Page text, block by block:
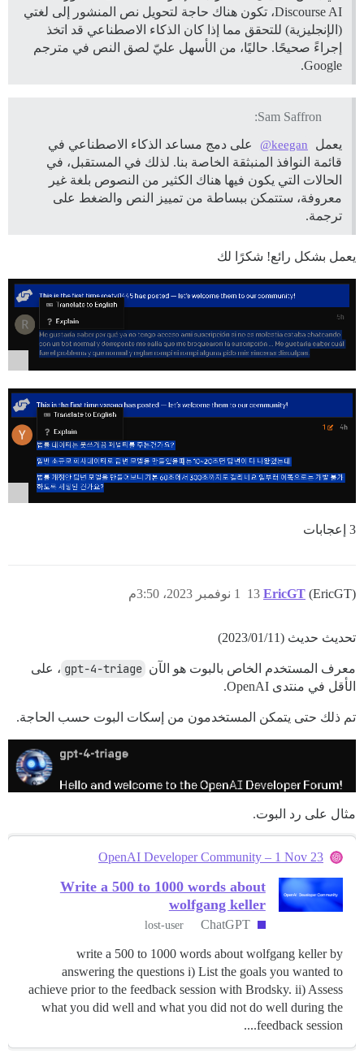
Discourse AI، تكون هناك حاجة لتحويل نص المنشور إلى لغتي
(الإنجليزية) للتحقق مما إذا كان الذكاء الاصطناعي قد اتخذ
إجراءً صحيحًا. حاليًا، من الأسهل عليّ لصق النص في مترجم
Google.
Sam Saffron:
يعمل
@keegan
على دمج مساعد الذكاء الاصطناعي في
قائمة النوافذ المنبثقة الخاصة بنا. لذلك في المستقبل، في
الحالات التي يكون فيها هناك الكثير من النصوص بلغة غير
معروفة، ستتمكن ببساطة من تمييز النص والضغط على
ترجمة.
يعمل بشكل رائع! شكرًا لك
3 إعجابات
EricGT (EricGT) 1 نوفمبر 2023، 3:50م 13
تحديث حديث (2023/01/11)
معرف المستخدم الخاص بالبوت هو الآن gpt-4-triage ، على
الأقل في منتدى OpenAI.
تم ذلك حتى يتمكن المستخدمون من إسكات البوت حسب الحاجة.
مثال على رد البوت.
OpenAI Developer Community – 1 Nov 23
Write a 500 to 1000 words about
wolfgang keller
ChatGPT
lost-user
write a 500 to 1000 words about wolfgang keller by
answering the questions i) List the goals you wanted to
achieve prior to the feedback session with Brodsky. ii) Assess
what you did well and what you did not do well during the
feedback session....